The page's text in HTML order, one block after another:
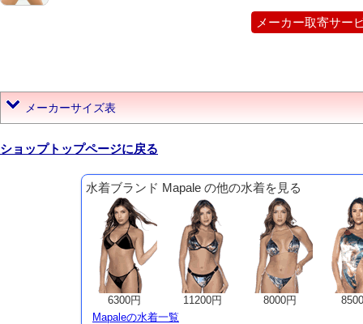
メーカー取寄サー
メーカーサイズ表
ショップトップページに戻る
水着ブランド Mapale の他の水着を見る
6300円 11200円 8000円
Mapaleの水着一覧